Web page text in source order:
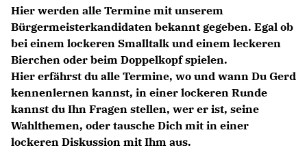
Hier werden alle Termine mit unserem
Bürgermeisterkandidaten bekannt gegeben. Egal ob
bei einem lockeren Smalltalk und einem leckeren
Bierchen oder beim Doppelkopf spielen.
Hier erfährst du alle Termine, wo und wann Du Gerd
kennenlernen kannst, in einer lockeren Runde
kannst du Ihn Fragen stellen, wer er ist, seine
Wahlthemen, oder tausche Dich mit in einer
lockeren Diskussion mit Ihm aus.